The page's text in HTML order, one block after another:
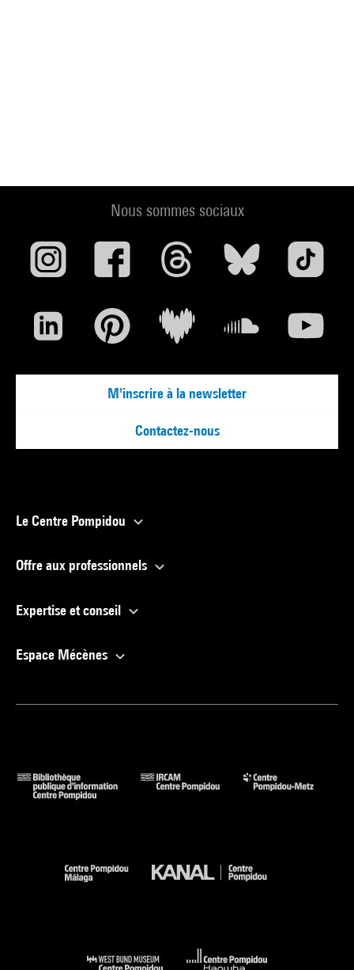
Nous sommes sociaux
M'inscrire à la newsletter
Contactez-nous
Le Centre Pompidou
Offre aux professionnels
Expertise et conseil
Espace Mécènes